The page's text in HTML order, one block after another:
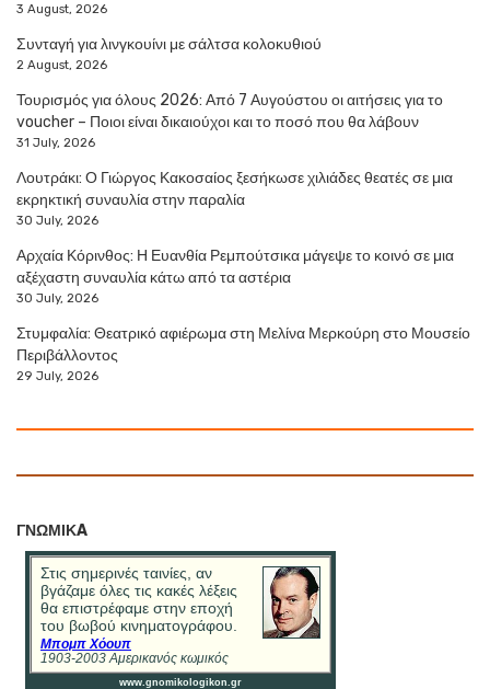
3 August, 2026
Συνταγή για λινγκουίνι με σάλτσα κολοκυθιού
2 August, 2026
Τουρισμός για όλους 2026: Από 7 Αυγούστου οι αιτήσεις για το
voucher – Ποιοι είναι δικαιούχοι και το ποσό που θα λάβουν
31 July, 2026
Λουτράκι: Ο Γιώργος Κακοσαίος ξεσήκωσε χιλιάδες θεατές σε μια
εκρηκτική συναυλία στην παραλία
30 July, 2026
Αρχαία Κόρινθος: Η Ευανθία Ρεμπούτσικα μάγεψε το κοινό σε μια
αξέχαστη συναυλία κάτω από τα αστέρια
30 July, 2026
Στυμφαλία: Θεατρικό αφιέρωμα στη Μελίνα Μερκούρη στο Μουσείο
Περιβάλλοντος
29 July, 2026
ΓΝΩΜΙΚA